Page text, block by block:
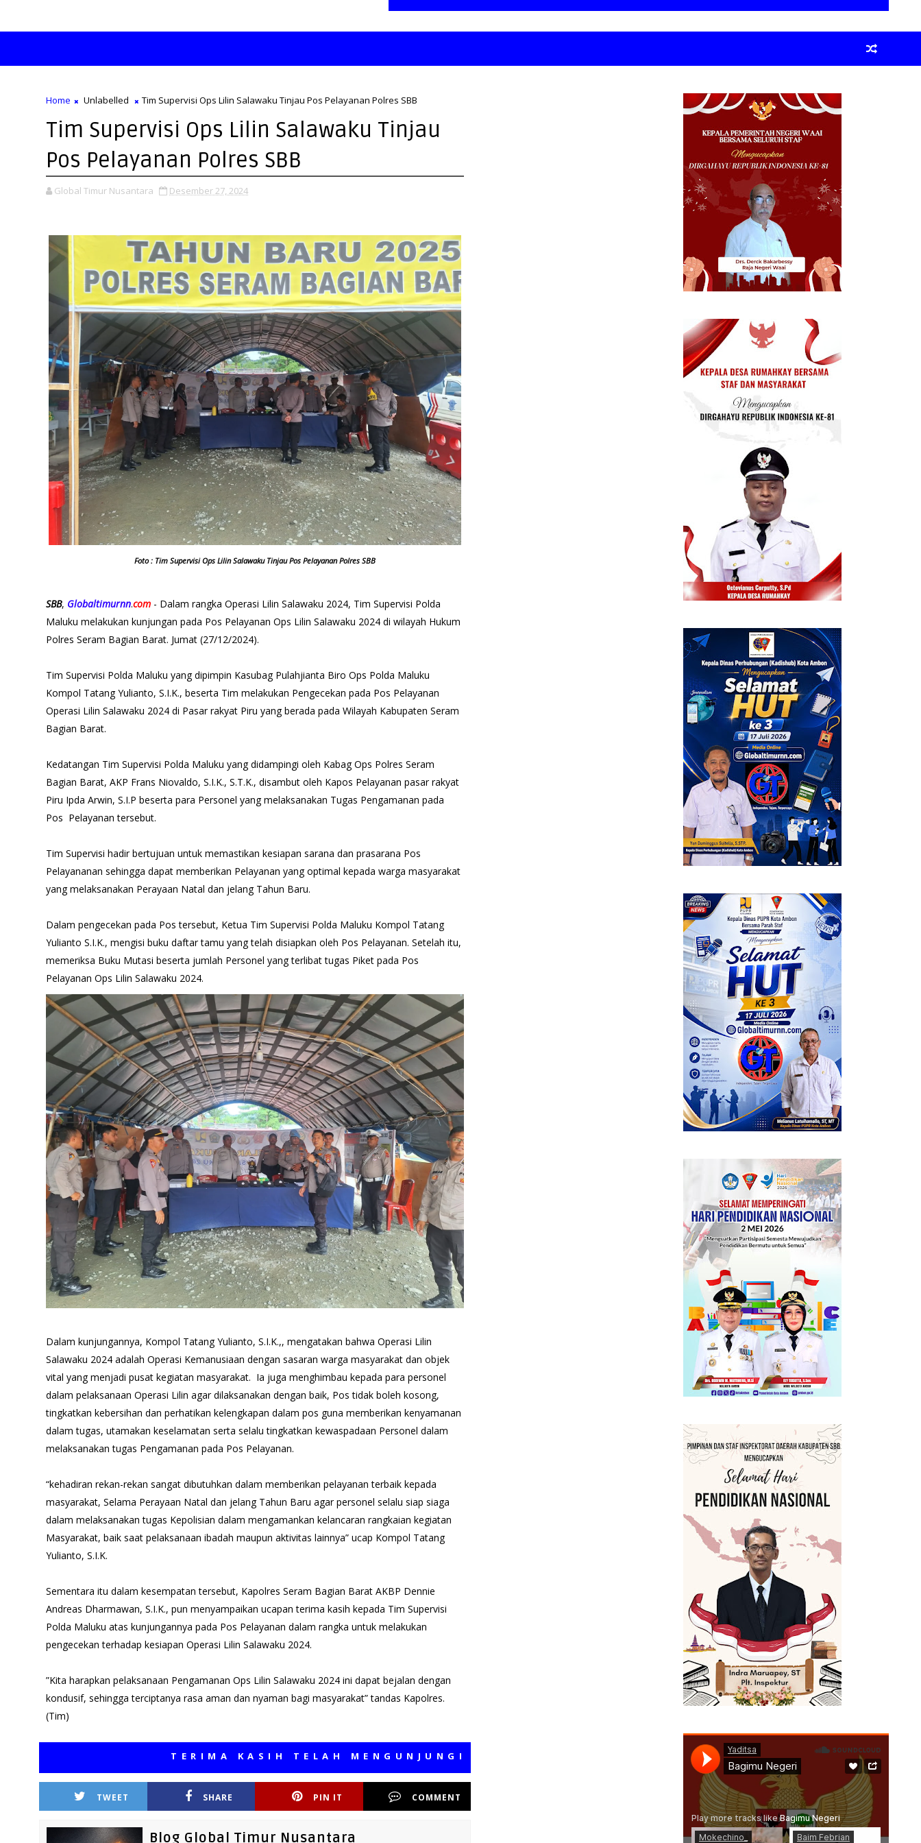
Home Unlabelled Tim Supervisi Ops Lilin Salawaku Tinjau Pos Pelayanan Polres SBB
Tim Supervisi Ops Lilin Salawaku Tinjau
Pos Pelayanan Polres SBB
Global Timur Nusantara Desember 27, 2024
Foto : Tim Supervisi Ops Lilin Salawaku Tinjau Pos Pelayanan Polres SBB
SBB, Globaltimurnn.com - Dalam rangka Operasi Lilin Salawaku 2024, Tim Supervisi Polda
Maluku melakukan kunjungan pada Pos Pelayanan Ops Lilin Salawaku 2024 di wilayah Hukum
Polres Seram Bagian Barat. Jumat (27/12/2024).
Tim Supervisi Polda Maluku yang dipimpin Kasubag Pulahjianta Biro Ops Polda Maluku
Kompol Tatang Yulianto, S.I.K., beserta Tim melakukan Pengecekan pada Pos Pelayanan
Operasi Lilin Salawaku 2024 di Pasar rakyat Piru yang berada pada Wilayah Kabupaten Seram
Bagian Barat.
Kedatangan Tim Supervisi Polda Maluku yang didampingi oleh Kabag Ops Polres Seram
Bagian Barat, AKP Frans Niovaldo, S.I.K., S.T.K., disambut oleh Kapos Pelayanan pasar rakyat
Piru Ipda Arwin, S.I.P beserta para Personel yang melaksanakan Tugas Pengamanan pada
Pos Pelayanan tersebut.
Tim Supervisi hadir bertujuan untuk memastikan kesiapan sarana dan prasarana Pos
Pelayananan sehingga dapat memberikan Pelayanan yang optimal kepada warga masyarakat
yang melaksanakan Perayaan Natal dan jelang Tahun Baru.
Dalam pengecekan pada Pos tersebut, Ketua Tim Supervisi Polda Maluku Kompol Tatang
Yulianto S.I.K., mengisi buku daftar tamu yang telah disiapkan oleh Pos Pelayanan. Setelah itu,
memeriksa Buku Mutasi beserta jumlah Personel yang terlibat tugas Piket pada Pos
Pelayanan Ops Lilin Salawaku 2024.
Dalam kunjungannya, Kompol Tatang Yulianto, S.I.K.,, mengatakan bahwa Operasi Lilin
Salawaku 2024 adalah Operasi Kemanusiaan dengan sasaran warga masyarakat dan objek
vital yang menjadi pusat kegiatan masyarakat. Ia juga menghimbau kepada para personel
dalam pelaksanaan Operasi Lilin agar dilaksanakan dengan baik, Pos tidak boleh kosong,
tingkatkan kebersihan dan perhatikan kelengkapan dalam pos guna memberikan kenyamanan
dalam tugas, utamakan keselamatan serta selalu tingkatkan kewaspadaan Personel dalam
melaksanakan tugas Pengamanan pada Pos Pelayanan.
“kehadiran rekan-rekan sangat dibutuhkan dalam memberikan pelayanan terbaik kepada
masyarakat, Selama Perayaan Natal dan jelang Tahun Baru agar personel selalu siap siaga
dalam melaksanakan tugas Kepolisian dalam mengamankan kelancaran rangkaian kegiatan
Masyarakat, baik saat pelaksanaan ibadah maupun aktivitas lainnya” ucap Kompol Tatang
Yulianto, S.I.K.
Sementara itu dalam kesempatan tersebut, Kapolres Seram Bagian Barat AKBP Dennie
Andreas Dharmawan, S.I.K., pun menyampaikan ucapan terima kasih kepada Tim Supervisi
Polda Maluku atas kunjungannya pada Pos Pelayanan dalam rangka untuk melakukan
pengecekan terhadap kesiapan Operasi Lilin Salawaku 2024.
”Kita harapkan pelaksanaan Pengamanan Ops Lilin Salawaku 2024 ini dapat bejalan dengan
kondusif, sehingga terciptanya rasa aman dan nyaman bagi masyarakat” tandas Kapolres.
(Tim)
TERIMA KASIH TELAH MENGUNJUNGI MEDIA KAMI, SEMOGA BERMANFAAT
TWEET SHARE PIN IT COMMENT
Blog Global Timur Nusantara